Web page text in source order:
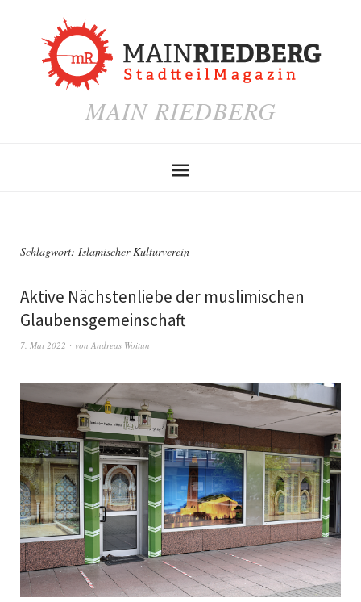
MAIN RIEDBERG
Schlagwort: Islamischer Kulturverein
Aktive Nächstenliebe der muslimischen
Glaubensgemeinschaft
7. Mai 2022 von Andreas Woitun